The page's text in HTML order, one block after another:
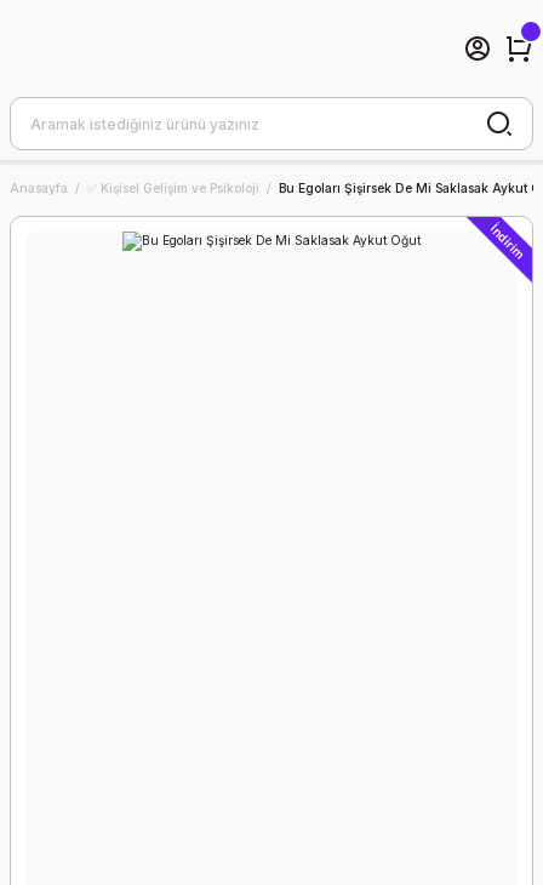
Anasayfa ✅ Kişisel Gelişim ve Psikoloji Bu Egoları Şişirsek De Mi Saklasak Aykut
İndirim